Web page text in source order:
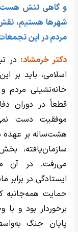
و گاهی تنش هست،
شهرها هستیم، نقش
مردم در این
دکتر خرمشاد: در
اسلامی، باید بر
خانه‌نشینی مردم
قطعاً در دوران
موفقیت دست
هشت‌ساله بر عهده
سازمان‌یافته،
می‌رفت. در آن
ایستادگی در
حمایت
برخوردار بود و
پایان جنگ